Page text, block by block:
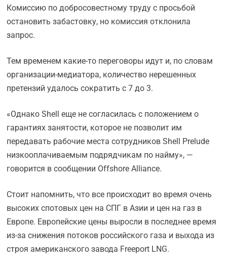
Комиссию по добросовестному труду с просьбой
остановить забастовку, но комиссия отклонила
запрос.
Тем временем какие-то переговоры идут и, по словам
организации-медиатора, количество нерешенных
претензий удалось сократить с 7 до 3.
«Однако Shell еще не согласилась с положением о
гарантиях занятости, которое не позволит им
передавать рабочие места сотрудников Shell Prelude
низкооплачиваемым подрядчикам по найму», —
говорится в сообщении Offshore Alliance.
Стоит напомнить, что все происходит во время очень
высоких спотовых цен на СПГ в Азии и цен на газ в
Европе. Европейские цены выросли в последнее время
из-за снижения потоков российского газа и выхода из
строя американского завода Freeport LNG.